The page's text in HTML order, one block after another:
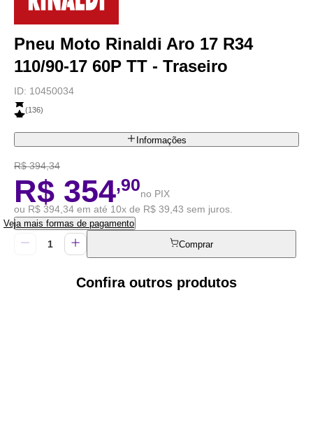
Pneu Moto Rinaldi Aro 17 R34
110/90-17 60P TT - Traseiro
ID: 10450034
(136)
Informações
R$ 394,34
R$ 354,90no PIX
ou R$ 394,34 em até 10x de R$ 39,43 sem juros.
Veja mais formas de pagamento
Comprar
Confira outros produtos